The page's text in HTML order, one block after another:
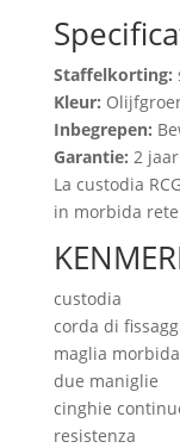
Staffelkorting:
Kleur:
Inbegrepen:
Garantie: 2
La custodia
in morbida
custodia
corda di
maglia morbida
due maniglie
cinghie
resistenza